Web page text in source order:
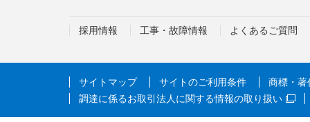
採用情報 工事・故障情報 よくあるご質問
サイトマップ サイトのご利用条件
商標・著
調達に係るお取引法人に関する情報の取り扱い